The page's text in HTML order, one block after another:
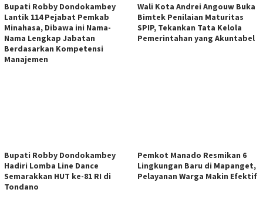
Bupati Robby Dondokambey
Lantik 114 Pejabat Pemkab
Minahasa, Dibawa ini Nama-
Nama Lengkap Jabatan
Berdasarkan Kompetensi
Manajemen
Wali Kota Andrei Angouw Buka
Bimtek Penilaian Maturitas
SPIP, Tekankan Tata Kelola
Pemerintahan yang Akuntabel
Bupati Robby Dondokambey
Hadiri Lomba Line Dance
Semarakkan HUT ke-81 RI di
Tondano
Pemkot Manado Resmikan 6
Lingkungan Baru di Mapanget,
Pelayanan Warga Makin Efektif